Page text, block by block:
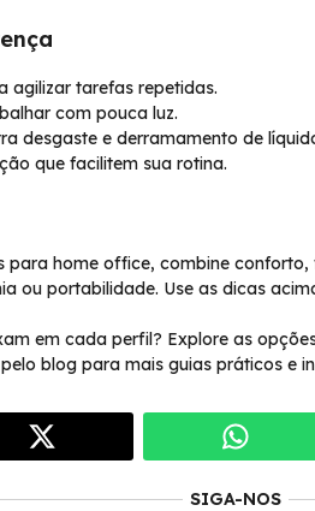
agilizar tarefas repetidas.
com pouca luz.
desgaste e derramamento de
que facilitem sua rotina.
home office, combine conforto,
ou portabilidade. Use as dicas
em cada perfil? Explore as
blog para mais guias práticos e
SIGA-NOS